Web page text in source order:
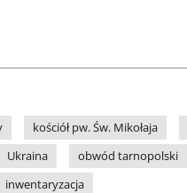
kościół pw. Św. Mikołaja
Ukraina obwód tarnopolski
inwentaryzacja